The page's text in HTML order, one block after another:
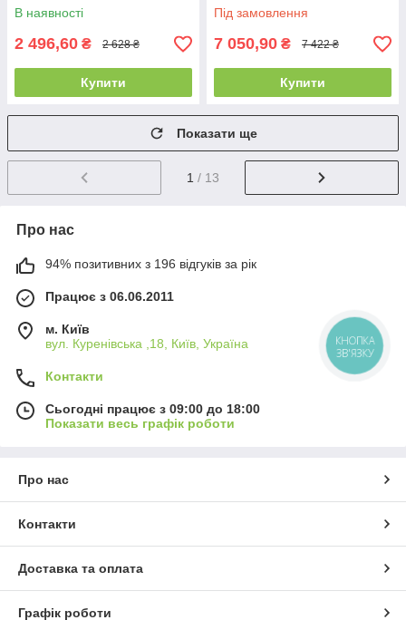
В наявності
2 496,60 ₴ 2 628 ₴
Купити
Під замовлення
7 050,90 ₴ 7 422 ₴
Купити
Показати ще
1 / 13
Про нас
94% позитивних з 196 відгуків за рік
Працює з 06.06.2011
м. Київ
вул. Куренівська ,18, Київ, Україна
Контакти
Сьогодні працює з 09:00 до 18:00
Показати весь графік роботи
Про нас
Контакти
Доставка та оплата
Графік роботи
КНОПКА
ЗВ'ЯЗКУ